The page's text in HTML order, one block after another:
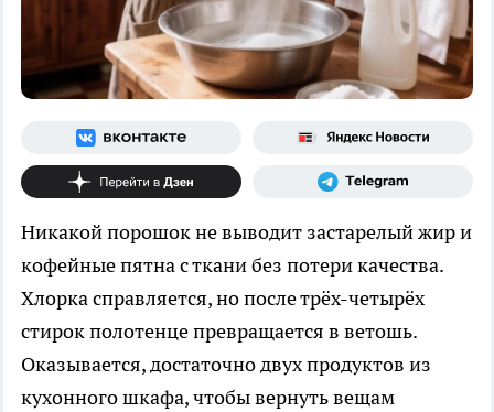
Никакой порошок не выводит застарелый жир и
кофейные пятна с ткани без потери качества.
Хлорка справляется, но после трёх-четырёх
стирок полотенце превращается в ветошь.
Оказывается, достаточно двух продуктов из
кухонного шкафа, чтобы вернуть вещам